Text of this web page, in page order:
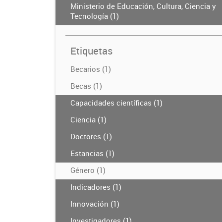
Ministerio de Educación, Cultura, Ciencia y
Tecnología (1)
Etiquetas
Becarios (1)
Becas (1)
Capacidades científicas (1)
Ciencia (1)
Doctores (1)
Estancias (1)
Género (1)
Indicadores (1)
Innovación (1)